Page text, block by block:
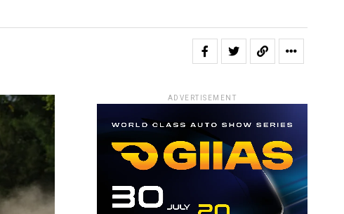
ADVERTISEMENT